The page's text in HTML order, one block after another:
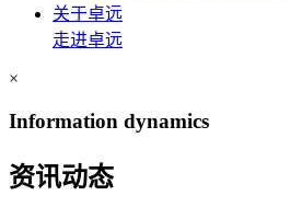
关于卓远
走进卓远
×
Information dynamics
资讯动态